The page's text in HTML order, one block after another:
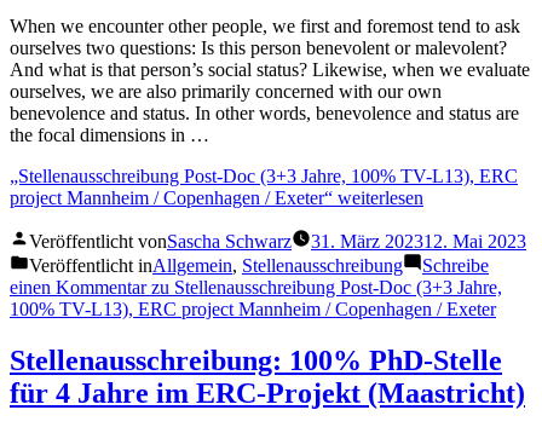
When we encounter other people, we first and foremost tend to ask
ourselves two questions: Is this person benevolent or malevolent?
And what is that person’s social status? Likewise, when we evaluate
ourselves, we are also primarily concerned with our own
benevolence and status. In other words, benevolence and status are
the focal dimensions in …
„Stellenausschreibung Post-Doc (3+3 Jahre, 100% TV-L13), ERC
project Mannheim / Copenhagen / Exeter“ weiterlesen
Veröffentlicht vonSascha Schwarz 31. März 202312. Mai 2023
Veröffentlicht inAllgemein, Stellenausschreibung
Schreibe
einen Kommentarzu Stellenausschreibung Post-Doc (3+3 Jahre,
100% TV-L13), ERC project Mannheim / Copenhagen / Exeter
Stellenausschreibung: 100% PhD-Stelle
für 4 Jahre im ERC-Projekt (Maastricht)